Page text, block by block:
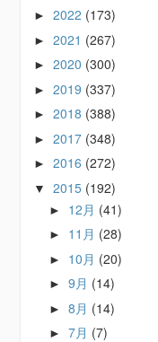
►2022 (173)
►2021 (267)
►2020 (300)
►2019 (337)
►2018 (388)
►2017 (348)
►2016 (272)
▼2015 (192)
► 12月 (41)
► 11月 (28)
► 10月 (20)
►9月 (14)
►8月 (14)
►7月 (7)